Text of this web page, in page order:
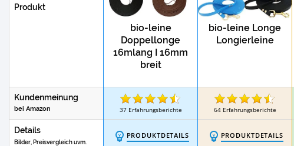
Produkt
bio-leine
Doppellonge
16mlang I 16mm
breit
bio-leine Longe
Longierleine
Kundenmeinung
bei Amazon 37 Erfahrungsberichte 64 Erfahrungsberichte
Details
Bilder, Preisvergleich uvm.
PRODUKTDETAILS PRODUKTDETAILS